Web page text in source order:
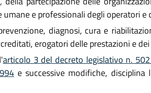
e professionali degli operatori
diagnosi, cura e
erogatori delle prestazioni e
articolo 3 del decreto legislativo n.
e successive modifiche, disciplina